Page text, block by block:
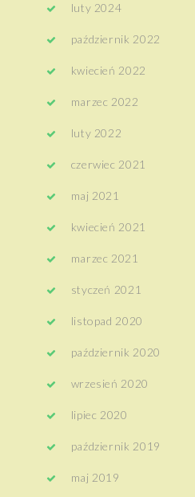
luty 2024
październik 2022
kwiecień 2022
marzec 2022
luty 2022
czerwiec 2021
maj 2021
kwiecień 2021
marzec 2021
styczeń 2021
listopad 2020
październik 2020
wrzesień 2020
lipiec 2020
październik 2019
maj 2019